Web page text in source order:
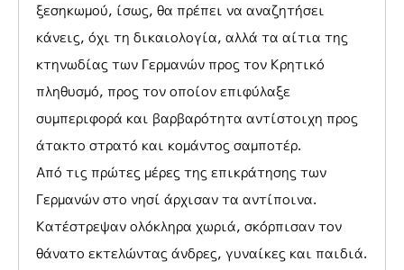
ξεσηκωμού, ίσως, θα πρέπει να αναζητήσει
κάνεις, όχι τη δικαιολογία, αλλά τα αίτια της
κτηνωδίας των Γερμανών προς τον Κρητικό
πληθυσμό, προς τον οποίον επιφύλαξε
συμπεριφορά και βαρβαρότητα αντίστοιχη προς
άτακτο στρατό και κομάντος σαμποτέρ.
Από τις πρώτες μέρες της επικράτησης των
Γερμανών στο νησί άρχισαν τα αντίποινα.
Κατέστρεψαν ολόκληρα χωριά, σκόρπισαν τον
θάνατο εκτελώντας άνδρες, γυναίκες και παιδιά.